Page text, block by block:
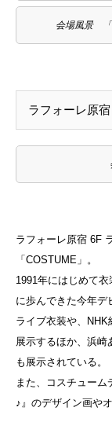
会場風景 「
ラフォーレ原
ラフォーレ原宿 6F
「COSTUME」。
1991年にはじめて
に歩んできた今年デ
ライブ衣装や、
展示するほか、浜
も展示されている。
また、コスチュー
♪』のデザイン画や